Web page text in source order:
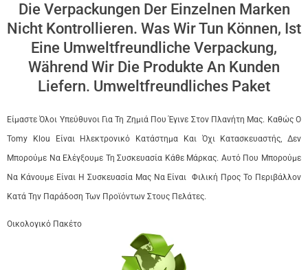
Die Verpackungen Der Einzelnen Marken
Nicht Kontrollieren. Was Wir Tun Können, Ist
Eine Umweltfreundliche Verpackung,
Während Wir Die Produkte An Kunden
Liefern. Umweltfreundliches Paket
Είμαστε Όλοι Υπεύθυνοι Για Τη Ζημιά Που Έγινε Στον Πλανήτη Μας. Καθώς Ο
Tomy Klou Είναι Ηλεκτρονικό Κατάστημα Και Όχι Κατασκευαστής, Δεν
Μπορούμε Να Ελέγξουμε Τη Συσκευασία Κάθε Μάρκας. Αυτό Που Μπορούμε
Να Κάνουμε Είναι Η Συσκευασία Μας Να Είναι Φιλική Προς Το Περιβάλλον
Κατά Την Παράδοση Των Προϊόντων Στους Πελάτες.
Οικολογικό Πακέτο